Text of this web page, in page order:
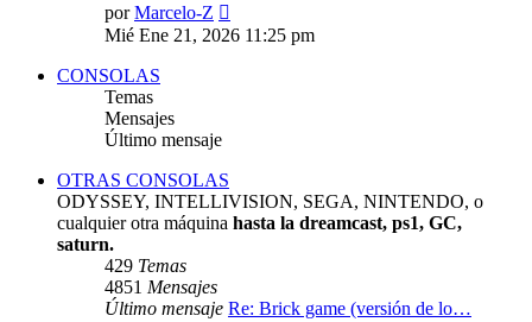
porMarcelo-Z
último
Mié Ene 21, 2026 11:25 pm
CONSOLAS
Temas
Mensajes
Último mensaje
OTRAS CONSOLAS
ODYSSEY, INTELLIVISION, SEGA, NINTENDO, o
cualquier otra máquina hasta la dreamcast, ps1, GC,
saturn.
429 Temas
4851 Mensajes
Último mensaje Re: Brick game (versión de lo…